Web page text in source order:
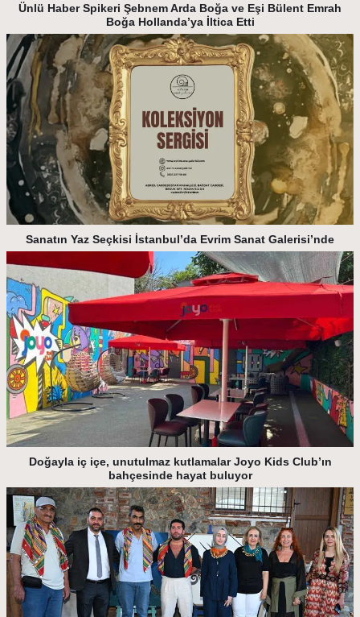
Ünlü Haber Spikeri Şebnem Arda Boğa ve Eşi Bülent Emrah
Boğa Hollanda’ya İltica Etti
Sanatın Yaz Seçkisi İstanbul’da Evrim Sanat Galerisi’nde
Doğayla iç içe, unutulmaz kutlamalar Joyo Kids Club’ın
bahçesinde hayat buluyor